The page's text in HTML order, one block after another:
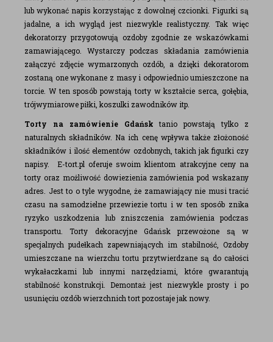
lub wykonać napis korzystając z dowolnej czcionki. Figurki są
jadalne, a ich wygląd jest niezwykle realistyczny. Tak więc
dekoratorzy przygotowują ozdoby zgodnie ze wskazówkami
zamawiającego. Wystarczy podczas składania zamówienia
załączyć zdjęcie wymarzonych ozdób, a dzięki dekoratorom
zostaną one wykonane z masy i odpowiednio umieszczone na
torcie. W ten sposób powstają torty w kształcie serca, gołębia,
trójwymiarowe piłki, koszulki zawodników itp.
Torty na zamówienie Gdańsk tanio powstają tylko z
naturalnych składników. Na ich cenę wpływa także złożoność
składników i ilość elementów ozdobnych, takich jak figurki czy
napisy. E-tort.pl oferuje swoim klientom atrakcyjne ceny na
torty oraz możliwość dowiezienia zamówienia pod wskazany
adres. Jest to o tyle wygodne, że zamawiający nie musi tracić
czasu na samodzielne przewiezie tortu i w ten sposób znika
ryzyko uszkodzenia lub zniszczenia zamówienia podczas
transportu. Torty dekoracyjne Gdańsk przewożone są w
specjalnych pudełkach zapewniających im stabilność, Ozdoby
umieszczane na wierzchu tortu przytwierdzane są do całości
wykałaczkami lub innymi narzędziami, które gwarantują
stabilność konstrukcji. Demontaż jest niezwykle prosty i po
usunięciu ozdób wierzchnich tort pozostaje jak nowy.